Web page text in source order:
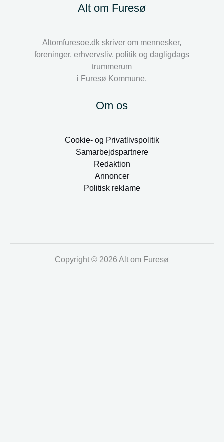
Alt om Furesø
Altomfuresoe.dk skriver om mennesker,
foreninger, erhvervsliv, politik og dagligdags
trummerum
i Furesø Kommune.
Om os
Cookie- og Privatlivspolitik
Samarbejdspartnere
Redaktion
Annoncer
Politisk reklame
Copyright © 2026 Alt om Furesø